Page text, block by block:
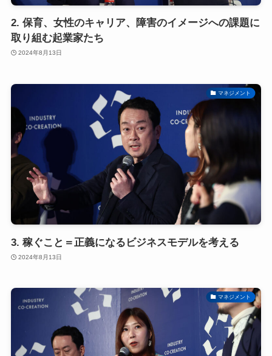
2. 保育、女性のキャリア、障害のイメージへの課題に
取り組む起業家たち
2024年8月13日
マネジメント
3. 稼ぐこと＝正義になるビジネスモデルを考える
2024年8月13日
マネジメント